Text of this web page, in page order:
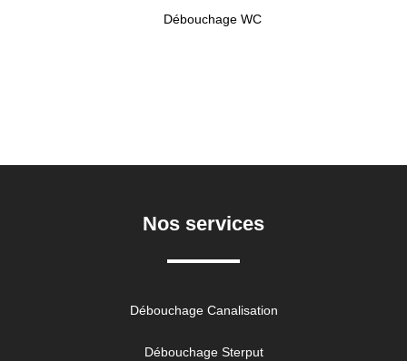
Débouchage WC
Nos services
Débouchage Canalisation
Débouchage Sterput